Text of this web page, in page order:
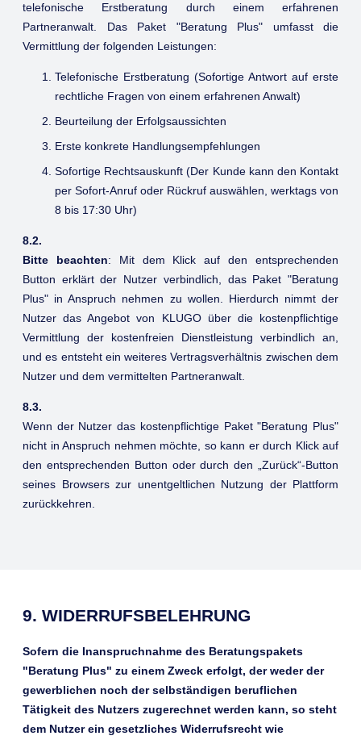
telefonische Erstberatung durch einem erfahrenen
Partneranwalt. Das Paket "Beratung Plus" umfasst die
Vermittlung der folgenden Leistungen:
Telefonische Erstberatung (Sofortige Antwort auf erste
rechtliche Fragen von einem erfahrenen Anwalt)
Beurteilung der Erfolgsaussichten
Erste konkrete Handlungsempfehlungen
Sofortige Rechtsauskunft (Der Kunde kann den Kontakt
per Sofort-Anruf oder Rückruf auswählen, werktags von
8 bis 17:30 Uhr)
8.2.
Bitte beachten: Mit dem Klick auf den entsprechenden
Button erklärt der Nutzer verbindlich, das Paket "Beratung
Plus" in Anspruch nehmen zu wollen. Hierdurch nimmt der
Nutzer das Angebot von KLUGO über die kostenpflichtige
Vermittlung der kostenfreien Dienstleistung verbindlich an,
und es entsteht ein weiteres Vertragsverhältnis zwischen dem
Nutzer und dem vermittelten Partneranwalt.
8.3.
Wenn der Nutzer das kostenpflichtige Paket "Beratung Plus"
nicht in Anspruch nehmen möchte, so kann er durch Klick auf
den entsprechenden Button oder durch den „Zurück“-Button
seines Browsers zur unentgeltlichen Nutzung der Plattform
zurückkehren.
9. WIDERRUFSBELEHRUNG
Sofern die Inanspruchnahme des Beratungspakets
"Beratung Plus" zu einem Zweck erfolgt, der weder der
gewerblichen noch der selbständigen beruflichen
Tätigkeit des Nutzers zugerechnet werden kann, so steht
dem Nutzer ein gesetzliches Widerrufsrecht wie